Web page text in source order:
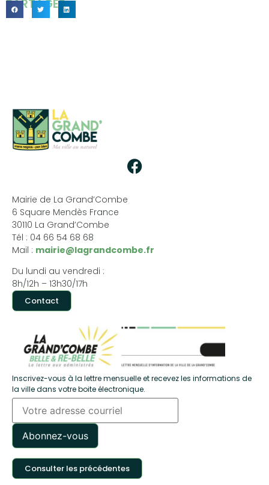
PARTAGER...
Mairie de La Grand’Combe
6 Square Mendès France
30110 La Grand’Combe
Tél : 04 66 54 68 68
Mail : mairie@lagrandcombe.fr
Du lundi au vendredi :
8h/12h – 13h30/17h
Contact
Inscrivez-vous à la lettre mensuelle et recevez les informations de
la ville dans votre boite électronique.
Consulter les précédentes